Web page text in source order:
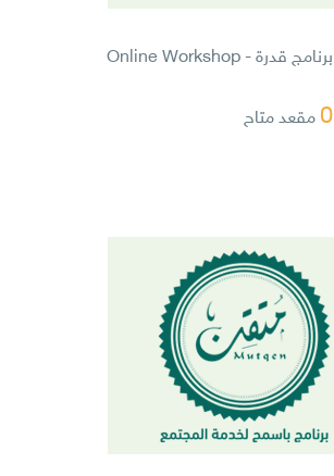
برنامج قدرة - Online Workshop
0 مقعد متاح